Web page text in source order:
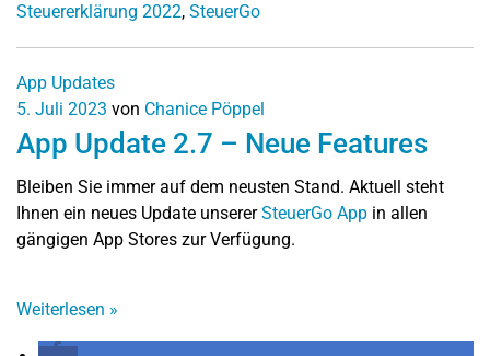
Steuererklärung 2022, SteuerGo
App Updates
5. Juli 2023 von Chanice Pöppel
App Update 2.7 – Neue Features
Bleiben Sie immer auf dem neusten Stand. Aktuell steht
Ihnen ein neues Update unsererSteuerGo App in allen
gängigen App Stores zur Verfügung.
Weiterlesen »